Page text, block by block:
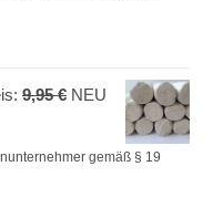
9,95€ Ursprünglicher
war:
NEU
gemäß § 19